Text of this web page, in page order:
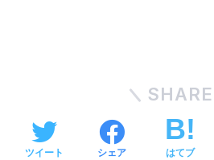
SHARE
ツイート シェア はてブ